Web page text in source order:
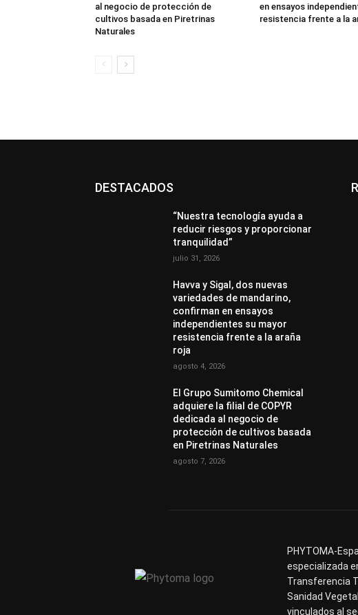
al negocio de protección de
cultivos basada en Piretrinas
Naturales
en ensayos
resistencia frente a la
DESTACADOS
“Nuestra tecnología ayuda a
reducir riesgos y proporcionar
tranquilidad”
julio 31, 2026
Havva y Sigal, dos nuevas
variedades de mandarino,
confirman en ensayos
independientes su mayor
resistencia frente a la araña
roja
agosto 4, 2026
El Grupo Sumitomo Chemical
adquiere la filial de COPYR
dedicada al negocio de
protección de cultivos basada
en Piretrinas Naturales
agosto 7, 2026
PHYTOMA-
especializada
Transferencia
Sanidad
vinculados al